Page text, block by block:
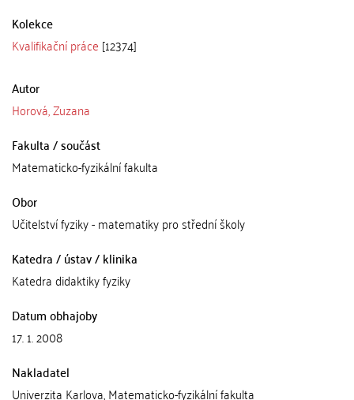
Kolekce
Kvalifikační práce [12374]
Autor
Horová, Zuzana
Fakulta / součást
Matematicko-fyzikální fakulta
Obor
Učitelství fyziky - matematiky pro střední školy
Katedra / ústav / klinika
Katedra didaktiky fyziky
Datum obhajoby
17. 1. 2008
Nakladatel
Univerzita Karlova, Matematicko-fyzikální fakulta